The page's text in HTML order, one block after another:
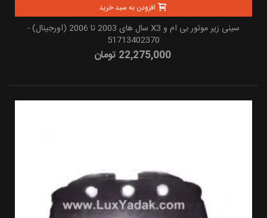
افزودن به سبد خرید
سینی زیر موتور بی ام و X3 سال های 2003 تا 2006 (اورجینال) -
51713402370
22,275,000 تومان